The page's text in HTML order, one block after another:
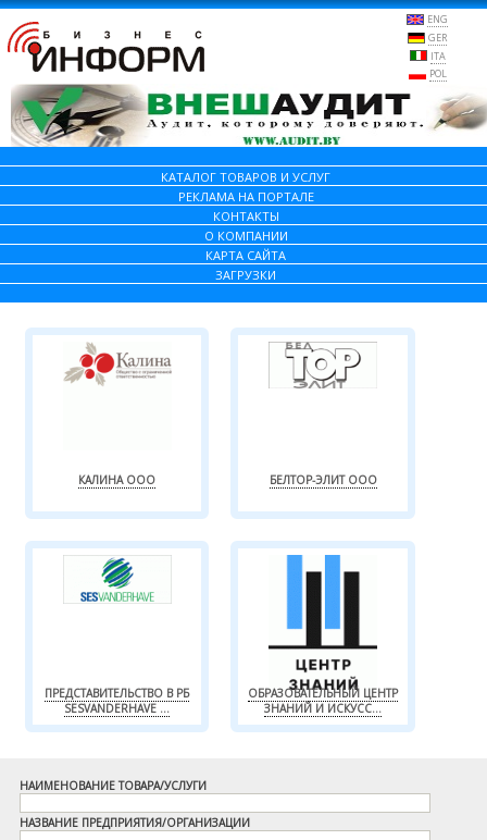
ENG
GER
ITA
POL
КАТАЛОГ ТОВАРОВ И УСЛУГ
РЕКЛАМА НА ПОРТАЛЕ
КОНТАКТЫ
О КОМПАНИИ
КАРТА САЙТА
ЗАГРУЗКИ
КАЛИНА ООО БЕЛТОР-ЭЛИТ ООО
ПРЕДСТАВИТЕЛЬСТВО В РБ
SESVANDERHAVE ...
ОБРАЗОВАТЕЛЬНЫЙ ЦЕНТР
ЗНАНИЙ И ИСКУСС...
НАИМЕНОВАНИЕ ТОВАРА/УСЛУГИ
НАЗВАНИЕ ПРЕДПРИЯТИЯ/ОРГАНИЗАЦИИ